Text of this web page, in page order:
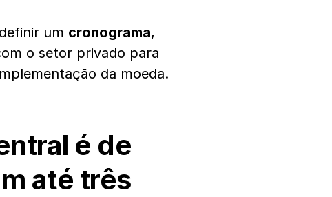
um cronograma,
o setor privado para
da moeda.
é de
até três